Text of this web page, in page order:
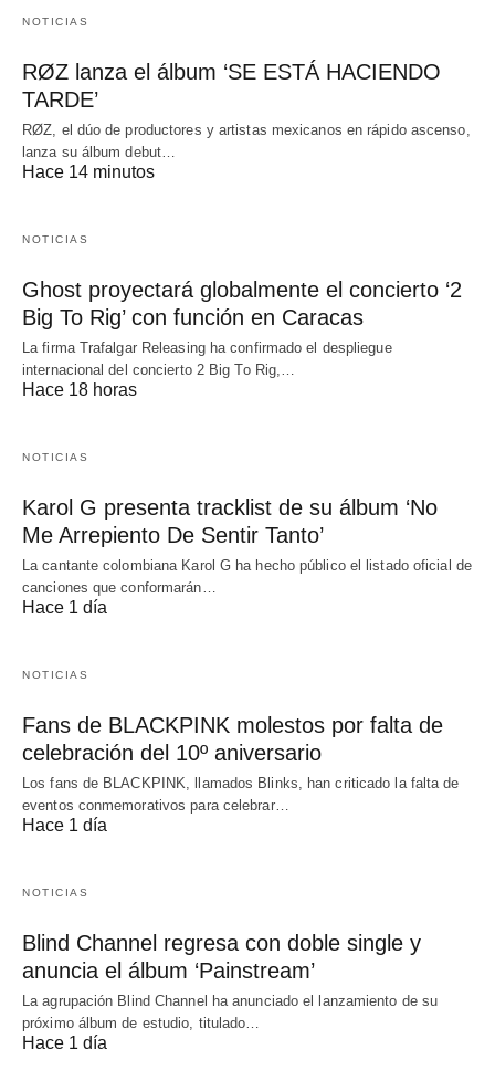
NOTICIAS
RØZ lanza el álbum ‘SE ESTÁ HACIENDO
TARDE’
RØZ, el dúo de productores y artistas mexicanos en rápido ascenso,
lanza su álbum debut…
Hace 14 minutos
NOTICIAS
Ghost proyectará globalmente el concierto ‘2
Big To Rig’ con función en Caracas
La firma Trafalgar Releasing ha confirmado el despliegue
internacional del concierto 2 Big To Rig,…
Hace 18 horas
NOTICIAS
Karol G presenta tracklist de su álbum ‘No
Me Arrepiento De Sentir Tanto’
La cantante colombiana Karol G ha hecho público el listado oficial de
canciones que conformarán…
Hace 1 día
NOTICIAS
Fans de BLACKPINK molestos por falta de
celebración del 10º aniversario
Los fans de BLACKPINK, llamados Blinks, han criticado la falta de
eventos conmemorativos para celebrar…
Hace 1 día
NOTICIAS
Blind Channel regresa con doble single y
anuncia el álbum ‘Painstream’
La agrupación Blind Channel ha anunciado el lanzamiento de su
próximo álbum de estudio, titulado…
Hace 1 día